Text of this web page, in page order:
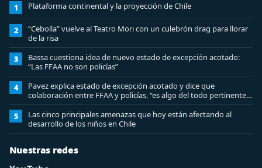
1 Plataforma continental y la proyección de Chile
2
“Cebolla” vuelve al Teatro Mori con un culebrón drag para llorar
de la risa
3
Bassa cuestiona idea de nuevo estado de excepción acotado:
“Las FFAA no son policías”
4
Pavez explica estado de excepción acotado y dice que
colaboración entre FFAA y policías, “es algo del todo pertinente
analizar”
5
Las cinco principales amenazas que hoy están afectando al
desarrollo de los niños en Chile
Nuestras redes